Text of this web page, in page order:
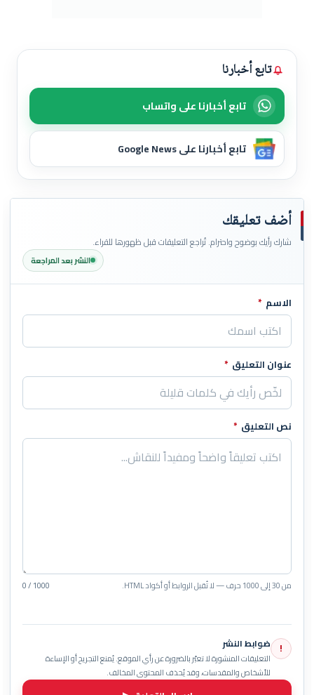
تابع أخبارنا
تابع أخبارنا على واتساب
تابع أخبارنا على Google News
أضف تعليقك
شارك رأيك بوضوح واحترام. تُراجع التعليقات قبل ظهورها للقراء.
النشر بعد المراجعة
اترك هذا الحقل فارغاً
الاسم *
عنوان التعليق *
نص التعليق *
من 30 إلى 1000 حرف — لا تُقبل الروابط أو أكواد HTML. 0 / 1000
! ضوابط النشر
التعليقات المنشورة لا تعبّر بالضرورة عن رأي الموقع. يُمنع التجريح أو الإساءة
للأشخاص والمقدسات، وقد يُحذف المحتوى المخالف.